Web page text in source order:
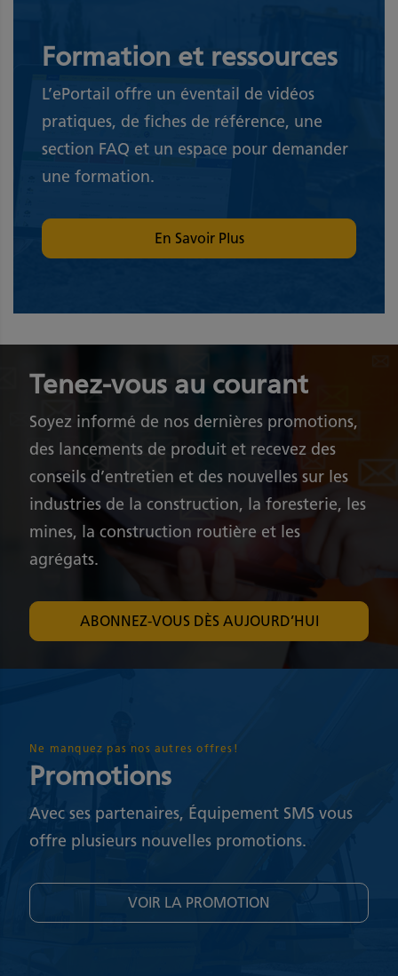
Formation et ressources
L’ePortail offre un éventail de vidéos
pratiques, de fiches de référence, une
section FAQ et un espace pour demander
une formation.
En Savoir Plus
Ne manquez pas nos autres offres!
Promotions
Avec ses partenaires, Équipement SMS vous
offre plusieurs nouvelles promotions.
VOIR LA PROMOTION
Tenez-vous au courant
Soyez informé de nos dernières promotions,
des lancements de produit et recevez des
conseils d’entretien et des nouvelles sur les
industries de la construction, la foresterie, les
mines, la construction routière et les
agrégats.
ABONNEZ-VOUS DÈS AUJOURD’HUI